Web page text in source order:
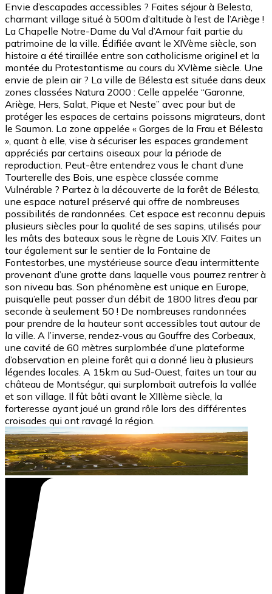
Envie d’escapades accessibles ? Faites séjour à Belesta,
charmant village situé à 500m d’altitude à l’est de l’Ariège !
La Chapelle Notre-Dame du Val d’Amour fait partie du
patrimoine de la ville. Édifiée avant le XIVème siècle, son
histoire a été tiraillée entre son catholicisme originel et la
montée du Protestantisme au cours du XVIème siècle. Une
envie de plein air ? La ville de Bélesta est située dans deux
zones classées Natura 2000 : Celle appelée “Garonne,
Ariège, Hers, Salat, Pique et Neste” avec pour but de
protéger les espaces de certains poissons migrateurs, dont
le Saumon. La zone appelée « Gorges de la Frau et Bélesta
», quant à elle, vise à sécuriser les espaces grandement
appréciés par certains oiseaux pour la période de
reproduction. Peut-être entendrez vous le chant d’une
Tourterelle des Bois, une espèce classée comme
Vulnérable ? Partez à la découverte de la forêt de Bélesta,
une espace naturel préservé qui offre de nombreuses
possibilités de randonnées. Cet espace est reconnu depuis
plusieurs siècles pour la qualité de ses sapins, utilisés pour
les mâts des bateaux sous le règne de Louis XIV. Faites un
tour également sur le sentier de la Fontaine de
Fontestorbes, une mystérieuse source d’eau intermittente
provenant d’une grotte dans laquelle vous pourrez rentrer à
son niveau bas. Son phénomène est unique en Europe,
puisqu’elle peut passer d’un débit de 1800 litres d’eau par
seconde à seulement 50 ! De nombreuses randonnées
pour prendre de la hauteur sont accessibles tout autour de
la ville. A l’inverse, rendez-vous au Gouffre des Corbeaux,
une cavité de 60 mètres surplombée d’une plateforme
d’observation en pleine forêt qui a donné lieu à plusieurs
légendes locales. A 15km au Sud-Ouest, faites un tour au
château de Montségur, qui surplombait autrefois la vallée
et son village. Il fût bâti avant le XIIIème siècle, la
forteresse ayant joué un grand rôle lors des différentes
croisades qui ont ravagé la région.